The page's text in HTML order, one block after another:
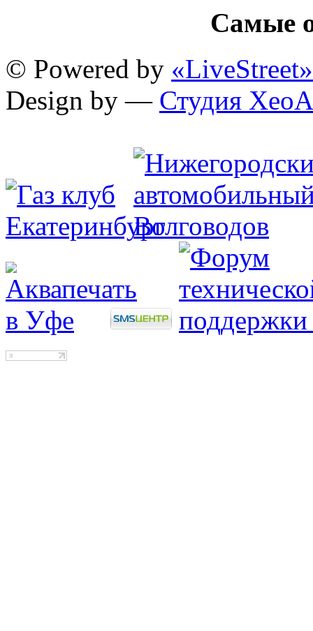
Самые
© Powered by «LiveStreet»
Design by — Студия